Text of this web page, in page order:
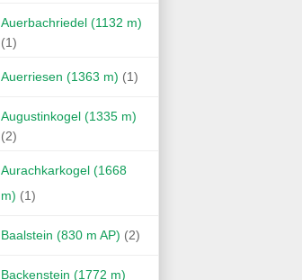
Auerbachriedel (1132 m)
(1)
Auerriesen (1363 m) (1)
Augustinkogel (1335 m)
(2)
Aurachkarkogel (1668
m) (1)
Baalstein (830 m AP) (2)
Backenstein (1772 m)